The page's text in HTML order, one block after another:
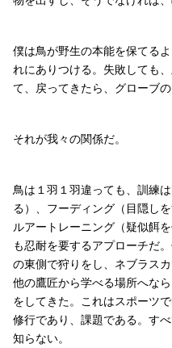
僕は鳥が野生の本能を保てる
れにありつける。失敗しても
て、戻ってきたら、グローブ
それが我々の関係だ。
鳥は１羽１羽違っても、訓練
る）、フーディング（目隠し
ルアートレーニング（疑似餌
も忍耐を要するアプローチだ
の東側で狩りをし、ネブラス
他の鷹匠から学べる場所へな
をしてきた。これはスポーツ
修行であり、課題である。す
知らない。